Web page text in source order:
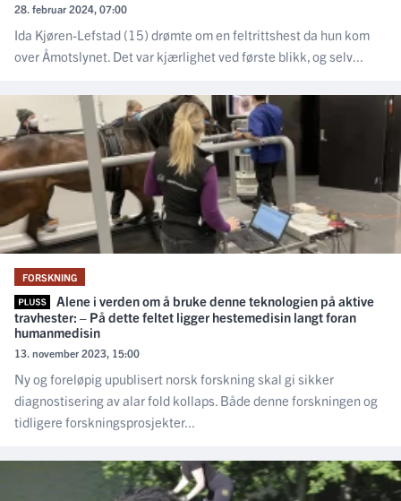
28. februar 2024, 07:00
Ida Kjøren-Lefstad (15) drømte om en feltrittshest da hun kom
over Åmotslynet. Det var kjærlighet ved første blikk, og selv...
FORSKNING
Alene i verden om å bruke denne teknologien på aktive
travhester: – På dette feltet ligger hestemedisin langt foran
humanmedisin
13. november 2023, 15:00
Ny og foreløpig upublisert norsk forskning skal gi sikker
diagnostisering av alar fold kollaps. Både denne forskningen og
tidligere forskningsprosjekter...